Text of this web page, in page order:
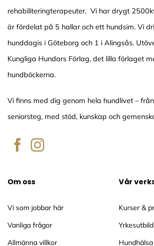
rehabiliteringterapeuter. Vi har drygt
är fördelat på 5 hallar och ett hundsim. Vi
hunddagis i Göteborg och 1 i Alingsås.
Kungliga Hundars Förlag, det lilla förlaget
hundböckerna.
Vi finns med dig genom hela hundlivet –
seniorsteg, med stöd, kunskap och
Om oss
Vi som jobbar här
Vanliga frågor
Allmänna villkor
Vår
Kurser &